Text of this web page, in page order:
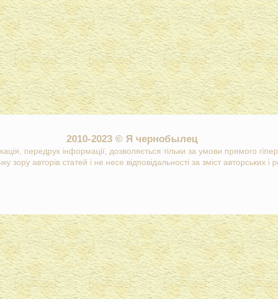
2010-2023 © Я чернобылец
передрук інформації, дозволяється тільки за умови прямого
зору авторів статей і не несе відповідальності за зміст авторських і